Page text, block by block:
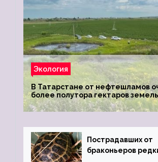
Экология
В Татарстане от нефтешламов
более полутора гектаров земель
Пострадавших от
браконьеров